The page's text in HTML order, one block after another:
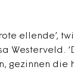
ellende’,
Westerveld.
gezinnen die